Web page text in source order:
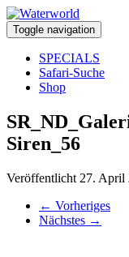
Toggle navigation
SPECIALS
Safari-Suche
Shop
Siren_56
Veröffentlicht 27. April
← Vorheriges
Nächstes →